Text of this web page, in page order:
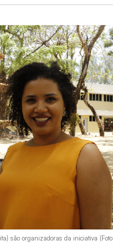
são organizadoras da iniciativa